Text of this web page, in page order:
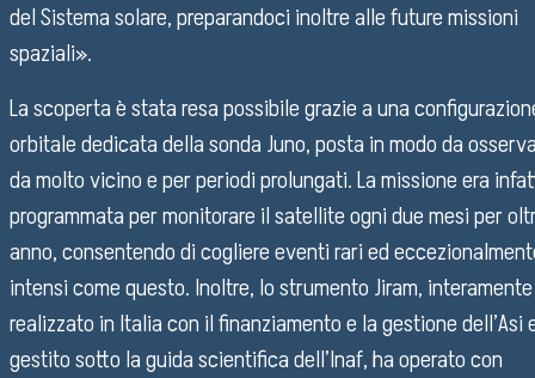
del Sistema solare, preparandoci inoltre alle future missioni
spaziali».
La scoperta è stata resa possibile grazie a una
orbitale dedicata della sonda Juno, posta in modo da
da molto vicino e per periodi prolungati. La missione era
programmata per monitorare il satellite ogni due mesi per
anno, consentendo di cogliere eventi rari ed
intensi come questo. Inoltre, lo strumento Jiram, interamente
realizzato in Italia con il finanziamento e la gestione dell’Asi
gestito sotto la guida scientifica dell’Inaf, ha operato con